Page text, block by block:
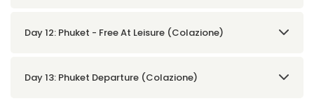
Day 12: Phuket - Free At Leisure (Colazione)
Day 13: Phuket Departure (Colazione)